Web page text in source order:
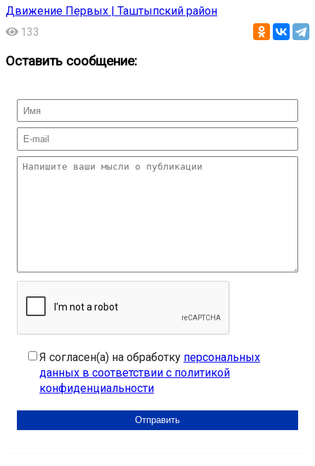
Движение Первых | Таштыпский район
133
Оставить сообщение:
Я согласен(а) на обработку персональных
данных в соответствии с политикой
конфиденциальности